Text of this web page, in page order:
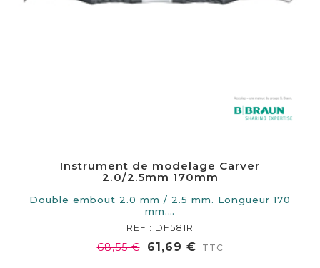
Instrument de modelage Carver
2.0/2.5mm 170mm
Double embout 2.0 mm / 2.5 mm. Longueur 170
mm.…
REF : DF581R
68,55 € 61,69 € TTC